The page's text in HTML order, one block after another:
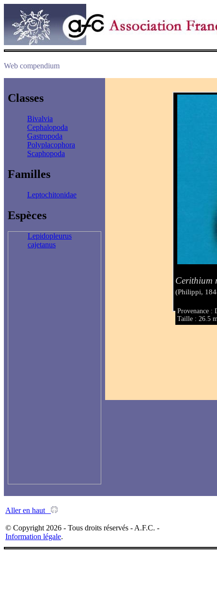
Web compendium
Classes
Bivalvia
Cephalopoda
Gastropoda
Polyplacophora
Scaphopoda
Familles
Leptochitonidae
Espèces
Lepidopleurus
cajetanus
Cerithium
(Philippi,
Provenance :
Taille : 26.5
Aller en haut
© Copyright 2026 - Tous droits réservés - A.F.C. -
Information légale.